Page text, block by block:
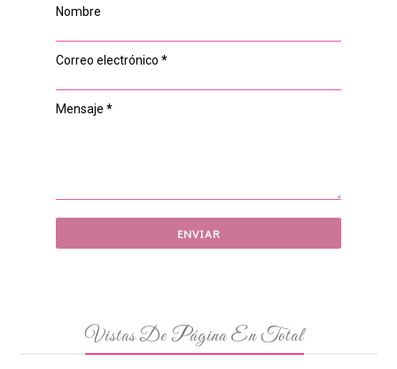
Nombre
Correo electrónico *
Mensaje *
Vistas De Página En Total